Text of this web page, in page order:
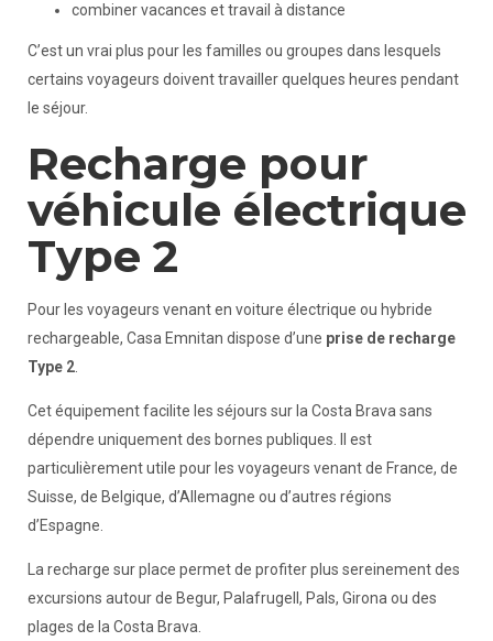
combiner vacances et travail à distance
C’est un vrai plus pour les familles ou groupes dans lesquels
certains voyageurs doivent travailler quelques heures pendant
le séjour.
Recharge pour
véhicule électrique
Type 2
Pour les voyageurs venant en voiture électrique ou hybride
rechargeable, Casa Emnitan dispose d’une prise de recharge
Type 2.
Cet équipement facilite les séjours sur la Costa Brava sans
dépendre uniquement des bornes publiques. Il est
particulièrement utile pour les voyageurs venant de France, de
Suisse, de Belgique, d’Allemagne ou d’autres régions
d’Espagne.
La recharge sur place permet de profiter plus sereinement des
excursions autour de Begur, Palafrugell, Pals, Girona ou des
plages de la Costa Brava.